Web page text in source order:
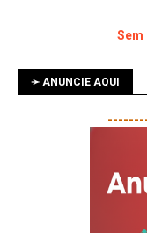
Sem
➛ ANUNCIE AQUI